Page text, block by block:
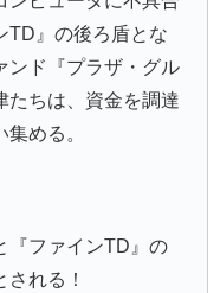
TD』の後ろ盾とな
ンド『プラザ・グル
たちは、資金を調達
める。
『ファインTD』の
れる！